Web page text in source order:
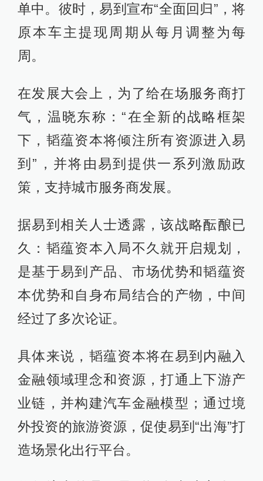
单中。彼时，易到宣布“全面回归”，将
原本车主提现周期从每月调整为每
周。
在发展大会上，为了给在场服务商打
气，温晓东称：“在全新的战略框架
下，韬蕴资本将倾注所有资源进入易
到”，并将由易到提供一系列激励政
策，支持城市服务商发展。
据易到相关人士透露，该战略酝酿已
久：韬蕴资本入局不久就开启规划，
是基于易到产品、市场优势和韬蕴资
本优势和自身布局结合的产物，中间
经过了多次论证。
具体来说，韬蕴资本将在易到内融入
金融领域理念和资源，打通上下游产
业链，并构建汽车金融模型；通过境
外投资的旅游资源，促使易到“出海”打
造场景化出行平台。